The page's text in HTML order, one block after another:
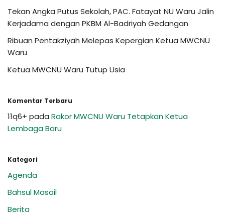
Tekan Angka Putus Sekolah, PAC. Fatayat NU Waru Jalin
Kerjadama dengan PKBM Al-Badriyah Gedangan
Ribuan Pentakziyah Melepas Kepergian Ketua MWCNU
Waru
Ketua MWCNU Waru Tutup Usia
Komentar Terbaru
11q6+ pada Rakor MWCNU Waru Tetapkan Ketua
Lembaga Baru
Kategori
Agenda
Bahsul Masail
Berita